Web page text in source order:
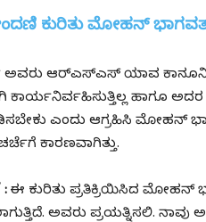
ಕುರಿತು ಮೋಹನ್
ಅವರು ಆರ್‌ಎಸ್‌ಎಸ್‌ ಯಾವ
ಹಾಗೂ ಅದರ
ಎಂದು ಆಗ್ರಹಿಸಿ ಮೋಹನ್
ಕಾರಣವಾಗಿತ್ತು.
ಈ ಕುರಿತು ಪ್ರತಿಕ್ರಿಯಿಸಿದ ಮೋಹನ್
ಅವರು ಪ್ರಯತ್ನಿಸಲಿ. ನಾವು